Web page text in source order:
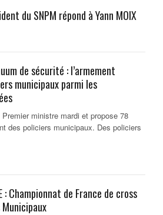
du SNPM répond à Yann MOIX
de sécurité : l’armement
municipaux parmi les
ministre mardi et propose 78
des policiers municipaux. Des policiers
: Championnat de France de cross